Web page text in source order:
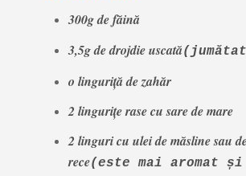
300g de făină
3,5g de drojdie uscată
o linguriță de zahăr
2 lingurițe rase cu sare de mare
2 linguri cu ulei de măsline sau
rece(este mai aromat și